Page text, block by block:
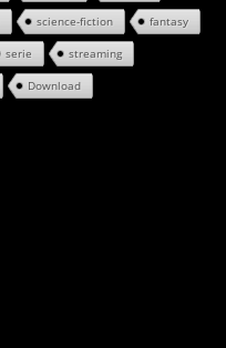
science-fiction fantasy
serie streaming
Download